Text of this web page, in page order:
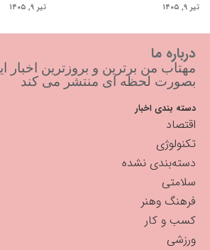
تیر ۹, ۱۴۰۵ تیر ۹, ۱۴۰۵
درباره ما
مهتاب من برترین و بروزترین اخبار
بصورت لحظه ای منتشر می کند
دسته بندی اخبار
اقتصاد
تکنولوژی
دسته‌بندی نشده
سلامتی
فرهنگ وهنر
کسب و کار
ورزشی